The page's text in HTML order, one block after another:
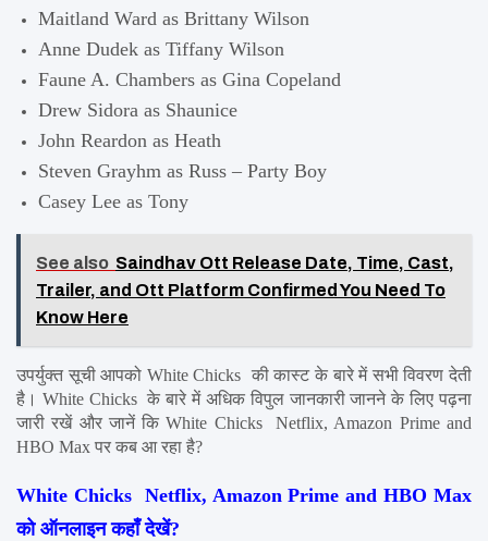
Maitland Ward as Brittany Wilson
Anne Dudek as Tiffany Wilson
Faune A. Chambers as Gina Copeland
Drew Sidora as Shaunice
John Reardon as Heath
Steven Grayhm as Russ – Party Boy
Casey Lee as Tony
See also Saindhav Ott Release Date, Time, Cast,
Trailer, and Ott Platform Confirmed You Need To
Know Here
उपर्युक्त सूची आपको White Chicks  की कास्ट के बारे में सभी विवरण देती
है। White Chicks  के बारे में अधिक विपुल जानकारी जानने के लिए पढ़ना
जारी रखें और जानें कि White Chicks  Netflix, Amazon Prime and
HBO Max पर कब आ रहा है?
White Chicks  Netflix, Amazon Prime and HBO Max
को ऑनलाइन कहाँ देखें?